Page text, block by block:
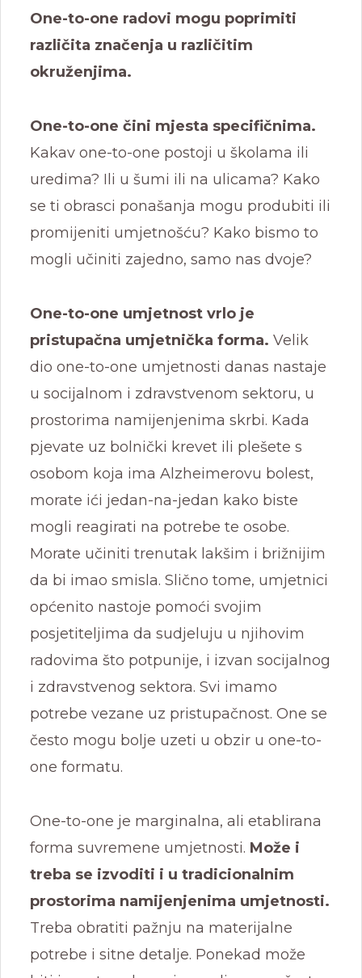
One-to-one radovi mogu poprimiti
različita značenja u različitim
okruženjima.
One-to-one čini mjesta specifičnima.
Kakav one-to-one postoji u školama ili
uredima? Ili u šumi ili na ulicama? Kako
se ti obrasci ponašanja mogu produbiti ili
promijeniti umjetnošću? Kako bismo to
mogli učiniti zajedno, samo nas dvoje?
One-to-one umjetnost vrlo je
pristupačna umjetnička forma. Velik
dio one-to-one umjetnosti danas nastaje
u socijalnom i zdravstvenom sektoru, u
prostorima namijenjenima skrbi. Kada
pjevate uz bolnički krevet ili plešete s
osobom koja ima Alzheimerovu bolest,
morate ići jedan-na-jedan kako biste
mogli reagirati na potrebe te osobe.
Morate učiniti trenutak lakšim i brižnijim
da bi imao smisla. Slično tome, umjetnici
općenito nastoje pomoći svojim
posjetiteljima da sudjeluju u njihovim
radovima što potpunije, i izvan socijalnog
i zdravstvenog sektora. Svi imamo
potrebe vezane uz pristupačnost. One se
često mogu bolje uzeti u obzir u one-to-
one formatu.
One-to-one je marginalna, ali etablirana
forma suvremene umjetnosti. Može i
treba se izvoditi i u tradicionalnim
prostorima namijenjenima umjetnosti.
Treba obratiti pažnju na materijalne
potrebe i sitne detalje. Ponekad može